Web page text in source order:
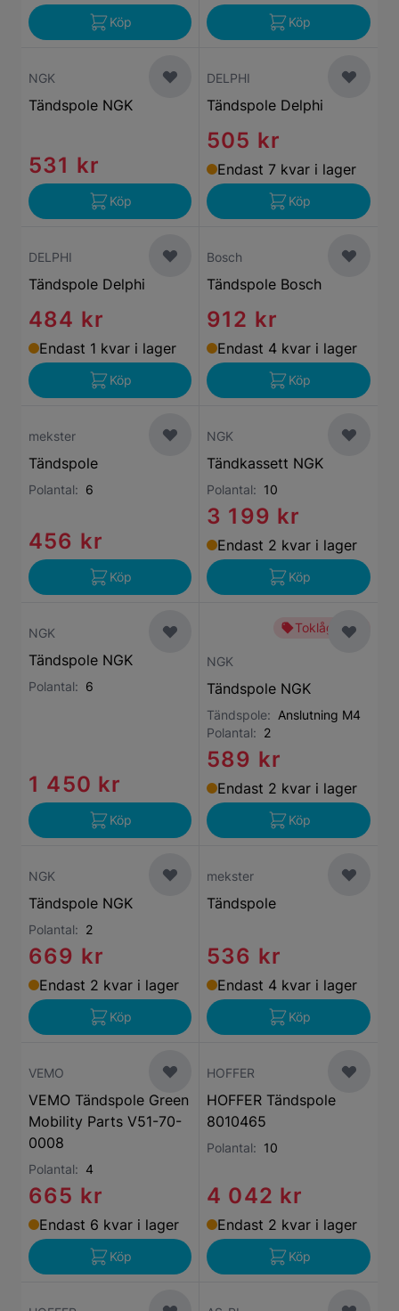
Köp Köp
NGK
Tändspole NGK
531 kr
Köp
DELPHI
Tändspole Delphi
505 kr
Endast 7 kvar i lager
Köp
DELPHI
Tändspole Delphi
484 kr
Endast 1 kvar i lager
Köp
Bosch
Tändspole Bosch
912 kr
Endast 4 kvar i lager
Köp
mekster
Tändspole
Polantal: 6
456 kr
Köp
NGK
Tändkassett NGK
Polantal: 10
3 199 kr
Endast 2 kvar i lager
Köp
NGK
Tändspole NGK
Polantal: 6
1 450 kr
Köp
Toklågt pris
NGK
Tändspole NGK
Tändspole: Anslutning M4
Polantal: 2
589 kr
Endast 2 kvar i lager
Köp
NGK
Tändspole NGK
Polantal: 2
669 kr
Endast 2 kvar i lager
Köp
mekster
Tändspole
536 kr
Endast 4 kvar i lager
Köp
VEMO
VEMO Tändspole Green
Mobility Parts V51-70-
0008
Polantal: 4
665 kr
Endast 6 kvar i lager
Köp
HOFFER
HOFFER Tändspole
8010465
Polantal: 10
4 042 kr
Endast 2 kvar i lager
Köp